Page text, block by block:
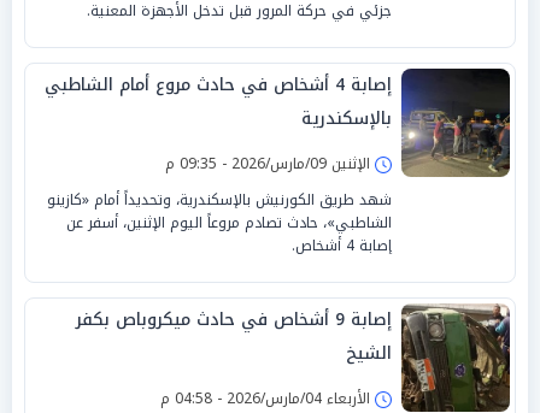
جزئي في حركة المرور قبل تدخل الأجهزة المعنية.
إصابة 4 أشخاص في حادث مروع أمام الشاطبي
بالإسكندرية
الإثنين 09/مارس/2026 - 09:35 م
شهد طريق الكورنيش بالإسكندرية، وتحديداً أمام «كازينو
الشاطبي»، حادث تصادم مروعاً اليوم الإثنين، أسفر عن
إصابة 4 أشخاص.
إصابة 9 أشخاص في حادث ميكروباص بكفر
الشيخ
الأربعاء 04/مارس/2026 - 04:58 م